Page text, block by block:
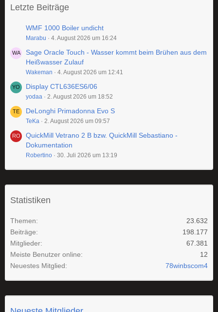
Letzte Beiträge
WMF 1000 Boiler undicht
Marabu 4. August 2026 um 16:24
Sage Oracle Touch - Wasser kommt beim Brühen aus dem
Heißwasser Zulauf
Wakeman 4. August 2026 um 12:41
Display CTL636ES6/06
yodaa 2. August 2026 um 18:52
DeLonghi Primadonna Evo S
TeKa 2. August 2026 um 09:57
QuickMill Vetrano 2 B bzw. QuickMill Sebastiano -
Dokumentation
Robertino 30. Juli 2026 um 13:19
Statistiken
Themen
23.632
Beiträge
198.177
Mitglieder
67.381
Meiste Benutzer online
12
Neuestes Mitglied
78winbscom4